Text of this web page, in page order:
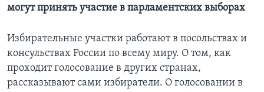
могут принять участие в парламентских выборах
Избирательные участки работают в посольствах и
консульствах России по всему миру. О том, как
проходит голосование в других странах,
рассказывают сами избиратели. О голосовании в